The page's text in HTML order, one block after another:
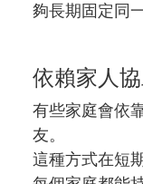
夠長期固定同
依賴家人
有些家庭會依
友。
這種方式在短